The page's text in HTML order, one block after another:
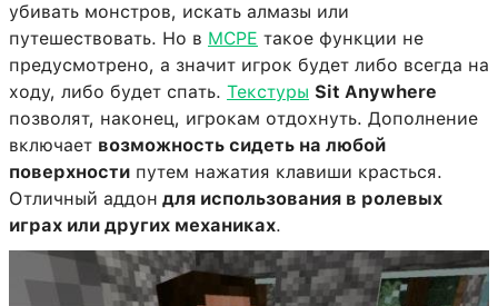
убивать монстров, искать алмазы или
путешествовать. Но в MCPE такое функции не
предусмотрено, а значит игрок будет либо всегда на
ходу, либо будет спать. Текстуры Sit Anywhere
позволят, наконец, игрокам отдохнуть. Дополнение
включает возможность сидеть на любой
поверхности путем нажатия клавиши красться.
Отличный аддон для использования в ролевых
играх или других механиках.